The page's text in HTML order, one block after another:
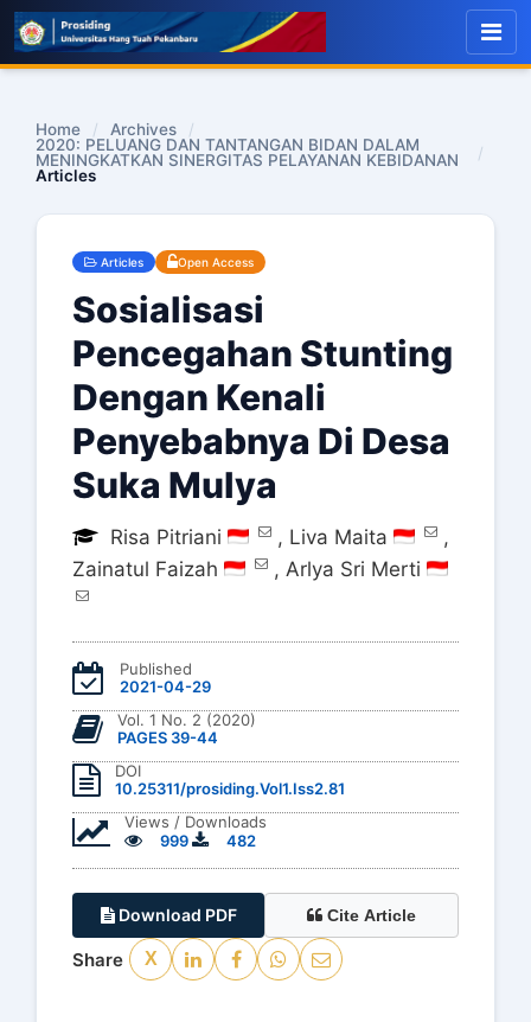
Home / Archives
/
2020: PELUANG DAN TANTANGAN BIDAN DALAM
MENINGKATKAN SINERGITAS PELAYANAN KEBIDANAN
/
Articles
Articles Open Access
Sosialisasi
Pencegahan Stunting
Dengan Kenali
Penyebabnya Di Desa
Suka Mulya
Risa Pitriani , Liva Maita
,
Zainatul Faizah
, Arlya Sri Merti
Published
2021-04-29
Vol. 1 No. 2 (2020)
PAGES 39-44
DOI
10.25311/prosiding.Vol1.Iss2.81
Views / Downloads
999
482
Download PDF Cite Article
Share X